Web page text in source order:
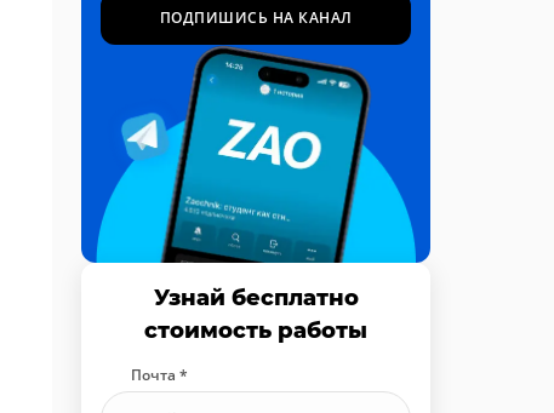
ПОДПИШИСЬ НА КАНАЛ
Узнай бесплатно
стоимость работы
Почта *